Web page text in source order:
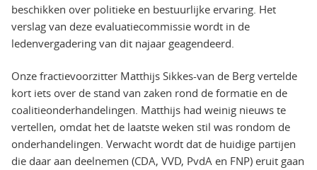
beschikken over politieke en bestuurlijke ervaring. Het
verslag van deze evaluatiecommissie wordt in de
ledenvergadering van dit najaar geagendeerd.
Onze fractievoorzitter Matthijs Sikkes-van de Berg vertelde
kort iets over de stand van zaken rond de formatie en de
coalitieonderhandelingen. Matthijs had weinig nieuws te
vertellen, omdat het de laatste weken stil was rondom de
onderhandelingen. Verwacht wordt dat de huidige partijen
die daar aan deelnemen (CDA, VVD, PvdA en FNP) eruit gaan